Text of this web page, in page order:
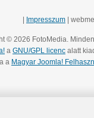
Impresszum |
© 2026 FotoMedia.
a GNU/GPL licenc alatt
a Magyar Joomla!